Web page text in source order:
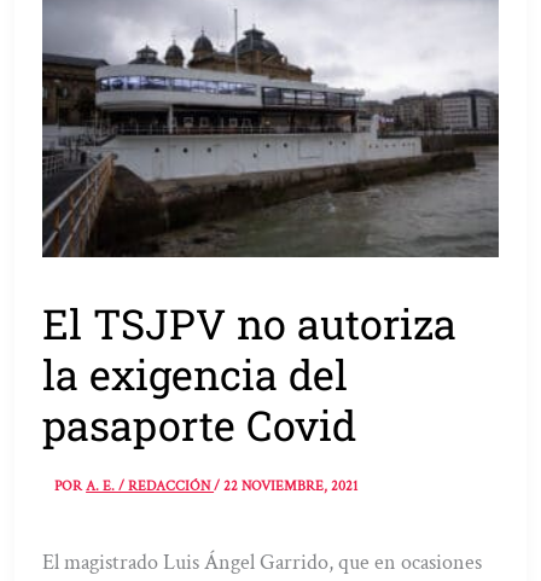
El TSJPV no autoriza
la exigencia del
pasaporte Covid
PORA. E. / REDACCIÓN/22 NOVIEMBRE, 2021
El magistrado Luis Ángel Garrido, que en ocasiones